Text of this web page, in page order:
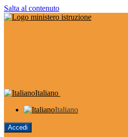
Salta al contenuto
Italiano
Italiano
Accedi